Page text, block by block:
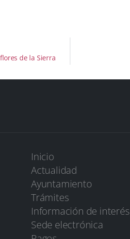
de la Sierra
Inicio
Actualidad
Ayuntamiento
Trámites
Información de interés
Sede electrónica